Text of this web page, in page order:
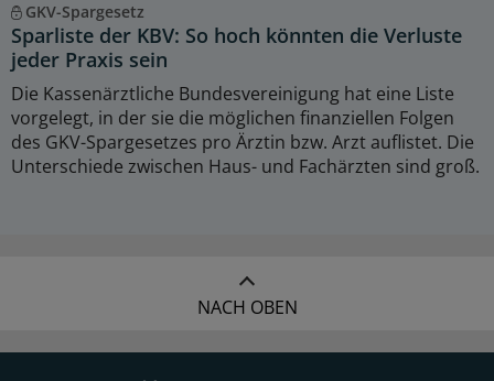
GKV-Spargesetz
Sparliste der KBV: So hoch könnten die Verluste
jeder Praxis sein
Die Kassenärztliche Bundesvereinigung hat eine Liste
vorgelegt, in der sie die möglichen finanziellen Folgen
des GKV-Spargesetzes pro Ärztin bzw. Arzt auflistet. Die
Unterschiede zwischen Haus- und Fachärzten sind groß.
NACH OBEN